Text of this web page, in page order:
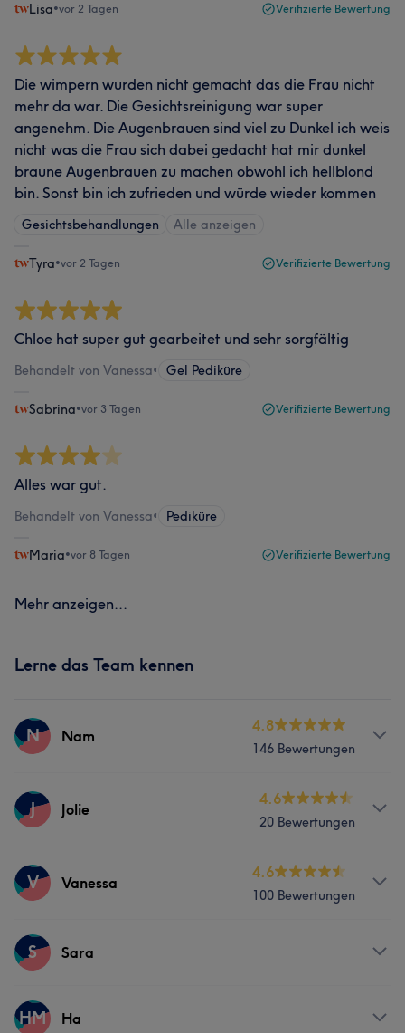
Lisa•vor 2 Tagen Verifizierte Bewertung
Die wimpern wurden nicht gemacht das die Frau nicht
mehr da war. Die Gesichtsreinigung war super
angenehm. Die Augenbrauen sind viel zu Dunkel ich weis
nicht was die Frau sich dabei gedacht hat mir dunkel
braune Augenbrauen zu machen obwohl ich hellblond
bin. Sonst bin ich zufrieden und würde wieder kommen
Gesichtsbehandlungen Alle anzeigen
Tyra•vor 2 Tagen Verifizierte Bewertung
Chloe hat super gut gearbeitet und sehr sorgfältig
Behandelt von Vanessa• Gel Pediküre
Sabrina•vor 3 Tagen Verifizierte Bewertung
Alles war gut.
Behandelt von Vanessa• Pediküre
Maria•vor 8 Tagen Verifizierte Bewertung
Mehr anzeigen...
Lerne das Team kennen
N Nam
4.8
146 Bewertungen
Services
Was unsere Kunden über Nam sagen
Professionell
J Jolie
4.6
20 Bewertungen
Services
V Vanessa
4.6
100 Bewertungen
Services
S Sara
Services
HM Ha